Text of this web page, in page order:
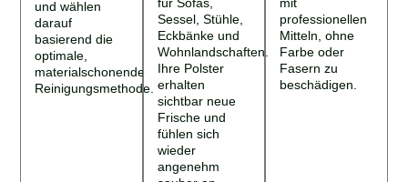
darauf
basierend die
optimale,
materialschonende
Reinigungsmethode.
Sessel, Stühle,
Eckbänke und
Wohnlandschaften.
Ihre Polster
erhalten
sichtbar neue
Frische und
fühlen sich
wieder
angenehm
sauber an.
professionellen
Mitteln, ohne
Farbe oder
Fasern zu
beschädigen.